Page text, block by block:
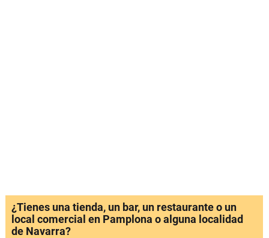
¿Tienes una tienda, un bar, un restaurante o un
local comercial en Pamplona o alguna localidad
de Navarra?